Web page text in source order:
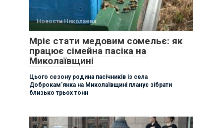
Новости Николаева
Мріє стати медовим сомельє: як
працює сімейна пасіка на
Миколаївщині
Цього сезону родина пасічників із села
Доброкам’янка на Миколаївщині планує зібрати
близько трьох тонн